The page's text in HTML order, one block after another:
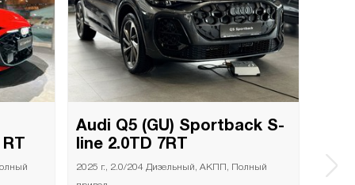
Audi Q5 (GU) Sportback S-
line 2.0TD 7RT
2025 г., 2.0/204 Дизельный, АКПП, Полный